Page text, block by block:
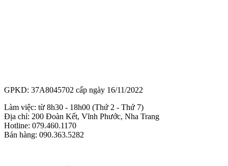
GPKD: 37A8045702 cấp ngày 16/11/2022
Làm việc: từ 8h30 - 18h00 (Thứ 2 - Thứ 7)
Địa chỉ: 200 Đoàn Kết, Vĩnh Phước, Nha Trang
Hotline: 079.460.1170
Bán hàng: 090.363.5282